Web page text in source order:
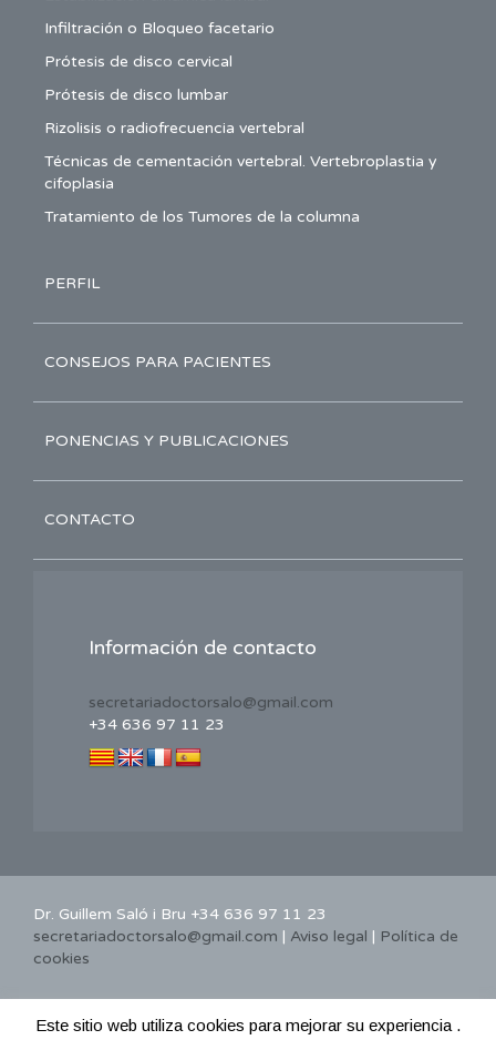
Infiltración o Bloqueo facetario
Prótesis de disco cervical
Prótesis de disco lumbar
Rizolisis o radiofrecuencia vertebral
Técnicas de cementación vertebral. Vertebroplastia y
cifoplasia
Tratamiento de los Tumores de la columna
PERFIL
CONSEJOS PARA PACIENTES
PONENCIAS Y PUBLICACIONES
CONTACTO
Información de contacto
secretariadoctorsalo@gmail.com
+34 636 97 11 23
Dr. Guillem Saló i Bru +34 636 97 11 23
secretariadoctorsalo@gmail.com | Aviso legal | Política de
cookies
Este sitio web utiliza cookies para mejorar su experiencia .